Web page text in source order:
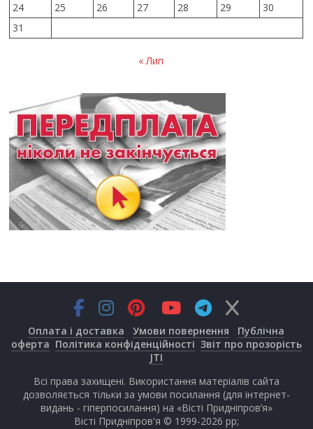
24
25 26 27 28 29
30
31
« Лип
Оплата і доставка Умови повернення
Публічна
оферта Політика конфіденційності Звіт про прозорість
JTI
Всі права захищені. Використання матеріалів сайта
дозволяється тільки за умови посилання (для інтернет-
видань - гіперпосилання) на «Вісті Придніпров’я»
Вісті Придніпров'я © 1999-2026 рр;